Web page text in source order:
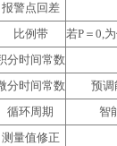
报警点回差
比例带 若P＝0,
分时间常数
分时间常数 预调
循环周期 智
测量值修正